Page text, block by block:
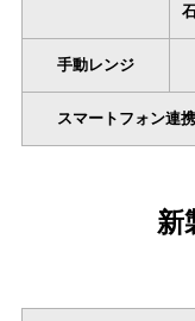
手動レンジ
スマートフォン連
新